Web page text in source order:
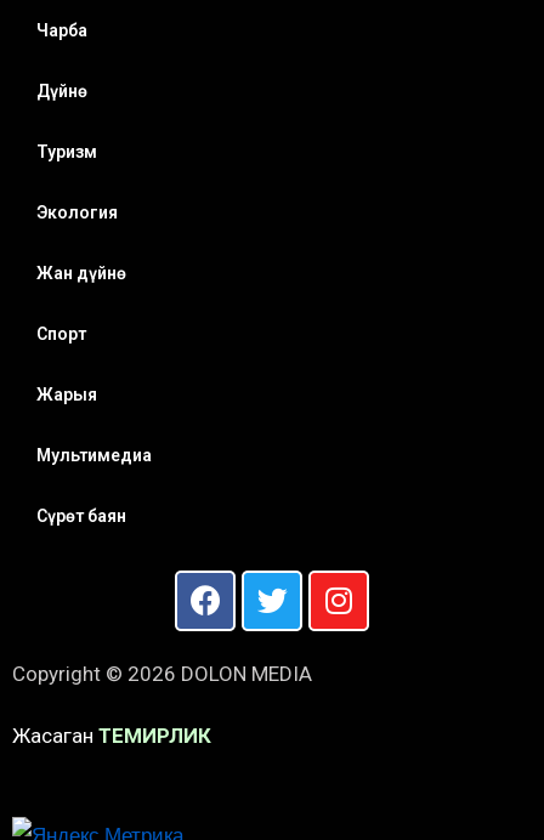
Чарба
Дүйнө
Туризм
Экология
Жан дүйнө
Спорт
Жарыя
Мультимедиа
Сүрөт баян
Copyright © 2026 DOLON MEDIA
Жасаган ТЕМИРЛИК